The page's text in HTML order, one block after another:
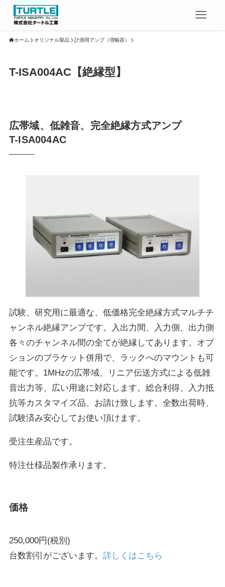
ホーム オリジナル製品 計測用アンプ（増幅器）
T-ISA004AC【絶縁型】
広帯域、低雑音、完全絶縁方式アンプ
T-ISA004AC
試験、研究用に最適な、低価格完全絶縁方式マルチチ
ャンネル絶縁アンプです。入出力間、入力側、出力側
各々のチャンネル間の全てが絶縁してあります。オプ
ションのブラケット併用で、ラックへのマウントも可
能です。1MHzの広帯域、リニア伝送方式による低雑
音出力等、広い用途に対応します。総合利得、入力抵
抗等カスタマイズ品、お請け致します。全数出荷時、
試験済み安心してお使い頂けます。
受注生産品です。
特注仕様品製作承ります。
価格
250,000円(税別)
台数割引がございます。 詳しくはこちら